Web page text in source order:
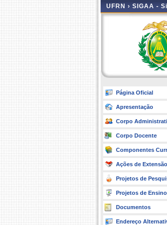
UFRN › SIGAA -
Página Oficial
Apresentação
Corpo
Corpo Docente
Componentes
Ações de Extensão
Projetos de
Projetos de Ensino
Documentos
Endereço